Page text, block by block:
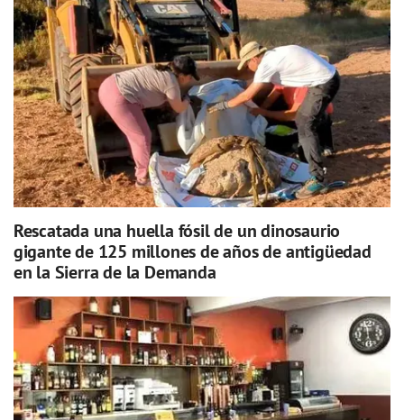
Rescatada una huella fósil de un dinosaurio
gigante de 125 millones de años de antigüedad
en la Sierra de la Demanda